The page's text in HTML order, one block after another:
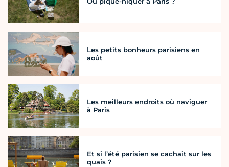
Les petits bonheurs parisiens en
août
Les meilleurs endroits où naviguer
à Paris
Et si l’été parisien se cachait sur les
quais ?